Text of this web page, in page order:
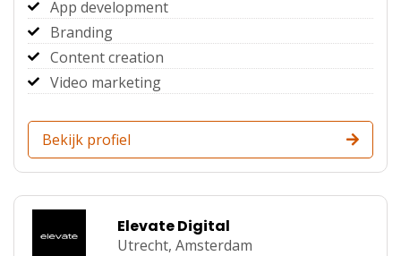
App development
Branding
Content creation
Video marketing
Bekijk profiel
Elevate Digital
Utrecht, Amsterdam